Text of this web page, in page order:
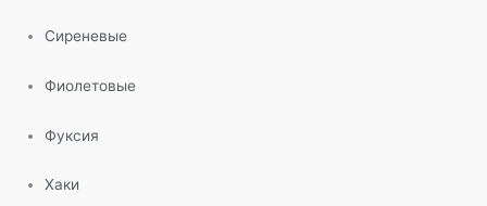
Сиреневые
Фиолетовые
Фуксия
Хаки